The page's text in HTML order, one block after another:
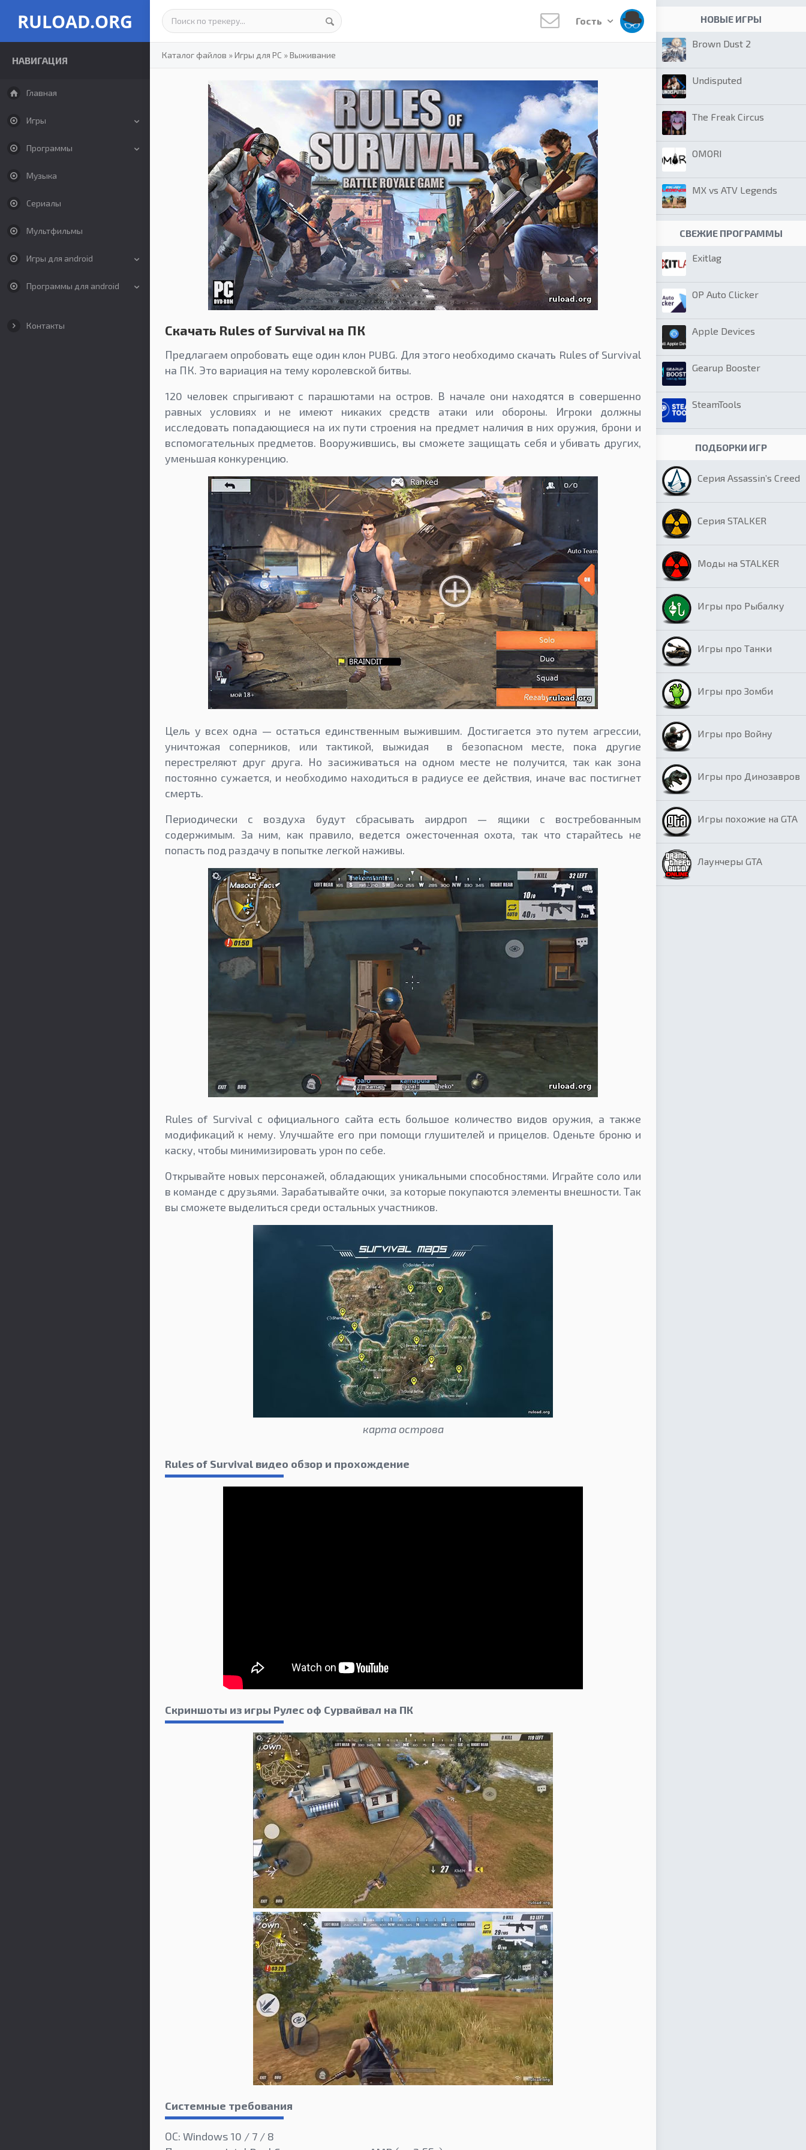
RULOAD.ORG
НАВИГАЦИЯ
Главная
Игры
Программы
Музыка
Сериалы
Мультфильмы
Игры для android
Программы для android
Контакты
Гость
Каталог файлов »Игры для PC »Выживание
Скачать Rules of Survival на ПК
Предлагаем опробовать еще один клон PUBG. Для этого необходимо скачать Rules of Survival
на ПК. Это вариация на тему королевской битвы.
120 человек спрыгивают с парашютами на остров. В начале они находятся в совершенно
равных условиях и не имеют никаких средств атаки или обороны. Игроки должны
исследовать попадающиеся на их пути строения на предмет наличия в них оружия, брони и
вспомогательных предметов. Вооружившись, вы сможете защищать себя и убивать других,
уменьшая конкуренцию.
Цель у всех одна — остаться единственным выжившим. Достигается это путем агрессии,
уничтожая соперников, или тактикой, выжидая в безопасном месте, пока другие
перестреляют друг друга. Но засиживаться на одном месте не получится, так как зона
постоянно сужается, и необходимо находиться в радиусе ее действия, иначе вас постигнет
смерть.
Периодически с воздуха будут сбрасывать аирдроп — ящики с востребованным
содержимым. За ним, как правило, ведется ожесточенная охота, так что старайтесь не
попасть под раздачу в попытке легкой наживы.
Rules of Survival с официального сайта есть большое количество видов оружия, а также
модификаций к нему. Улучшайте его при помощи глушителей и прицелов. Оденьте броню и
каску, чтобы минимизировать урон по себе.
Открывайте новых персонажей, обладающих уникальными способностями. Играйте соло или
в команде с друзьями. Зарабатывайте очки, за которые покупаются элементы внешности. Так
вы сможете выделиться среди остальных участников.
карта острова
Rules of Survival видео обзор и прохождение
Скриншоты из игры Рулес оф Сурвайвал на ПК
Системные требования
ОС: Windows 10 / 7 / 8
НОВЫЕ ИГРЫ
Brown Dust 2
Undisputed
The Freak Circus
OMORI
MX vs ATV Legends
СВЕЖИЕ ПРОГРАММЫ
Exitlag
OP Auto Clicker
Apple Devices
Gearup Booster
SteamTools
ПОДБОРКИ ИГР
Серия Assassin’s Creed
Серия STALKER
Моды на STALKER
Игры про Рыбалку
Игры про Танки
Игры про Зомби
Игры про Войну
Игры про Динозавров
Игры похожие на GTA
Лаунчеры GTA